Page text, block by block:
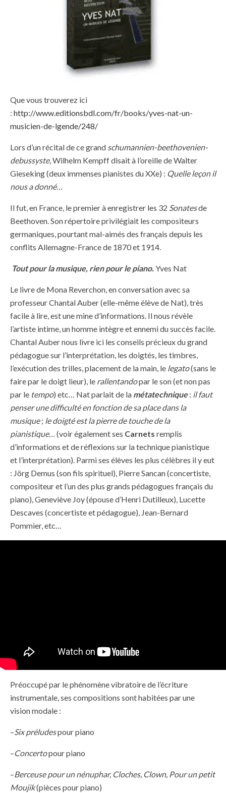
Que vous trouverez ici
: http://www.editionsbdl.com/fr/books/yves-nat-un-
musicien-de-lgende/248/
Lors d’un récital de ce grand schumannien-beethovenien-
debussyste, Wilhelm Kempff disait à l’oreille de Walter
Gieseking (deux immenses pianistes du XXe) : Quelle leçon il
nous a donné…
Il fut, en France, le premier à enregistrer les 32 Sonatesde
Beethoven. Son répertoire privilégiait les compositeurs
germaniques, pourtant mal-aimés des français depuis les
conflits Allemagne-France de 1870 et 1914.
Tout pour la musique, rien pour le piano. Yves Nat
Le livre de Mona Reverchon, en conversation avec sa
professeur Chantal Auber (elle-même élève de Nat), très
facile à lire, est une mine d’informations. Il nous révèle
l’artiste intime, un homme intègre et ennemi du succès facile.
Chantal Auber nous livre ici les conseils précieux du grand
pédagogue sur l’interprétation, les doigtés, les timbres,
l’exécution des trilles, placement de la main, le legato(sans le
faire par le doigt lieur), le rallentandopar le son (et non pas
par le tempo) etc… Nat parlait de la métatechnique: il faut
penser une difficulté en fonction de sa place dans la
musique; le doigté est la pierre de touche de la
pianistique…
(voir également ses Carnets remplis
d’informations et de réflexions sur la technique pianistique
et l’interprétation). Parmi ses élèves les plus célèbres il y eut
: Jörg Demus (son fils spirituel), Pierre Sancan (concertiste,
compositeur et l’un des plus grands pédagogues français du
piano), Geneviève Joy (épouse d’Henri Dutilleux), Lucette
Descaves (concertiste et pédagogue), Jean-Bernard
Pommier, etc…
Préoccupé par le phénomène vibratoire de l’écriture
instrumentale, ses compositions sont habitées par une
vision modale :
–Six préludespour piano
–Concertopour piano
–Berceuse pour un nénuphar, Cloches, Clown, Pour un petit
Moujik(pièces pour piano)